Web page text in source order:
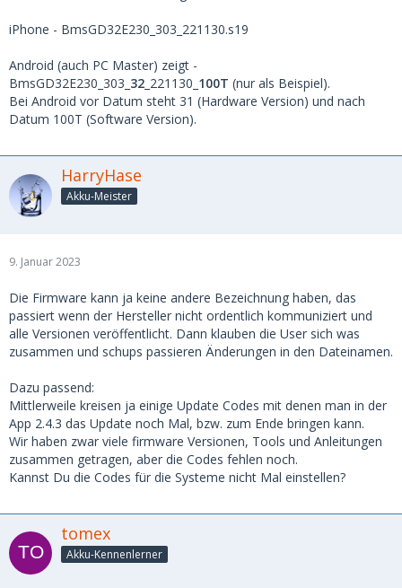
iPhone - BmsGD32E230_303_221130.s19
Android (auch PC Master) zeigt -
BmsGD32E230_303_ 32 _221130_ 100T (nur als Beispiel).
Bei Android vor Datum steht 31 (Hardware Version) und nach
Datum 100T (Software Version).
HarryHase
Akku-Meister
9. Januar 2023
Die Firmware kann ja keine andere Bezeichnung haben, das
passiert wenn der Hersteller nicht ordentlich kommuniziert und
alle Versionen veröffentlicht. Dann klauben die User sich was
zusammen und schups passieren Änderungen in den Dateinamen.
Dazu passend:
Mittlerweile kreisen ja einige Update Codes mit denen man in der
App 2.4.3 das Update noch Mal, bzw. zum Ende bringen kann.
Wir haben zwar viele firmware Versionen, Tools und Anleitungen
zusammen getragen, aber die Codes fehlen noch.
Kannst Du die Codes für die Systeme nicht Mal einstellen?
tomex
Akku-Kennenlerner